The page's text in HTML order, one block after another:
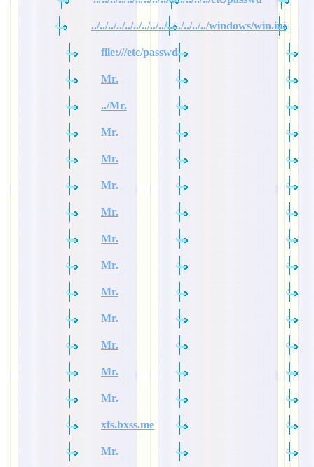
../../../../../../../../../../../../../../windows/win.ini
file:///etc/passwd
Mr.
../Mr.
Mr.
Mr.
Mr.
Mr.
Mr.
Mr.
Mr.
Mr.
Mr.
Mr.
Mr.
xfs.bxss.me
Mr.